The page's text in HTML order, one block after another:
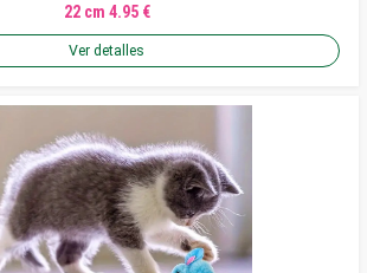
22 cm 4.95 €
Ver detalles